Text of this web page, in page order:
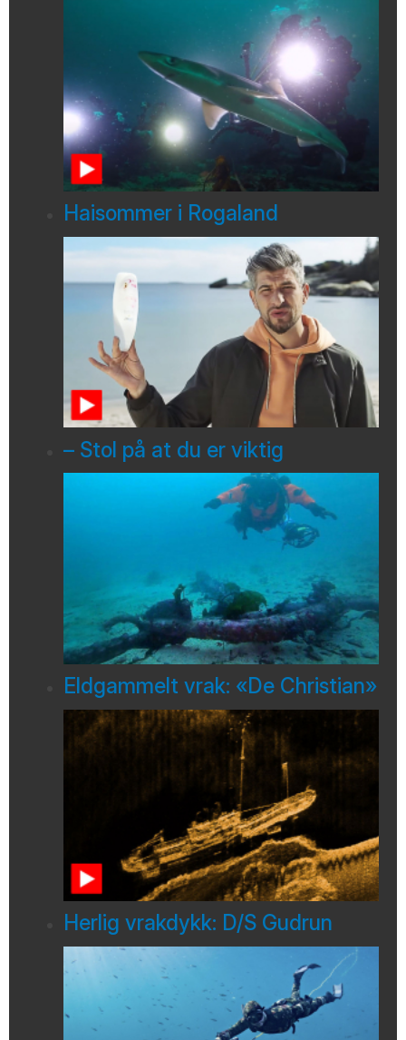
Haisommer i Rogaland
– Stol på at du er viktig
Eldgammelt vrak: «De Christian»
Herlig vrakdykk: D/S Gudrun